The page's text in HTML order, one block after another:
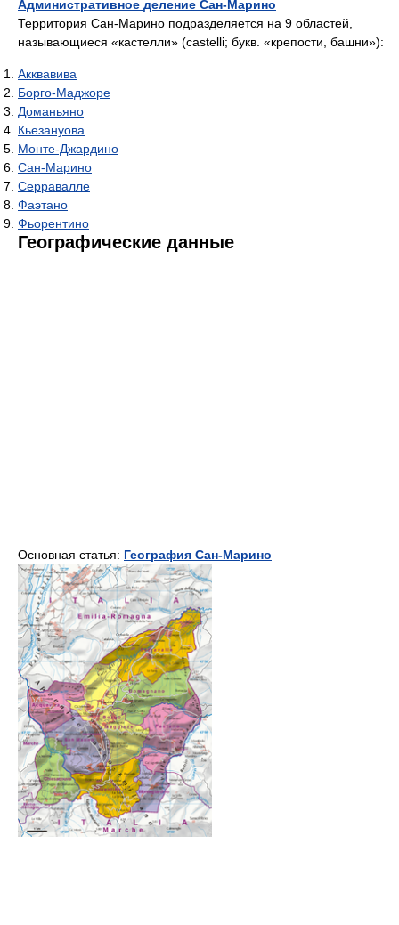
Административное деление Сан-Марино
Территория Сан-Марино подразделяется на 9 областей,
называющиеся «кастелли» (castelli; букв. «крепости, башни»):
Акквавива
Борго-Маджоре
Доманьяно
Кьезануова
Монте-Джардино
Сан-Марино
Серравалле
Фаэтано
Фьорентино
Географические данные
Основная статья: География Сан-Марино